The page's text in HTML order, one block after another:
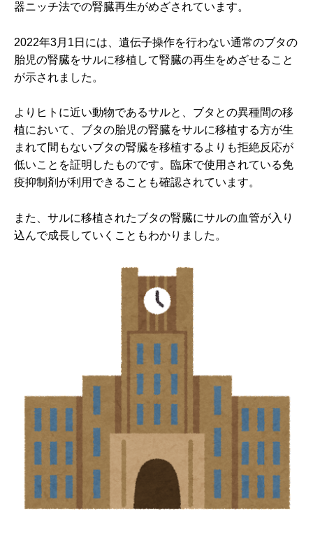
器ニッチ法での腎臓再生がめざされています。
2022年3月1日には、遺伝子操作を行わない通常のブタの
胎児の腎臓をサルに移植して腎臓の再生をめざせること
が示されました。
よりヒトに近い動物であるサルと、ブタとの異種間の移
植において、ブタの胎児の腎臓をサルに移植する方が生
まれて間もないブタの腎臓を移植するよりも拒絶反応が
低いことを証明したものです。臨床で使用されている免
疫抑制剤が利用できることも確認されています。
また、サルに移植されたブタの腎臓にサルの血管が入り
込んで成長していくこともわかりました。